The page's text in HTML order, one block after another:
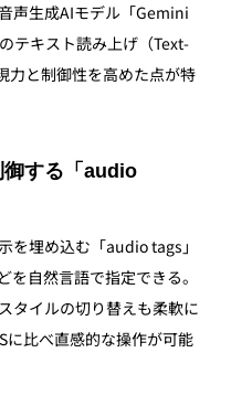
声生成AIモデル「Gemini
テキスト読み上げ（Text-
力と制御性を高めた点が特
御する「audio
を埋め込む「audio tags」
自然言語で指定できる。
タイルの切り替えも柔軟に
に比べ直感的な操作が可能